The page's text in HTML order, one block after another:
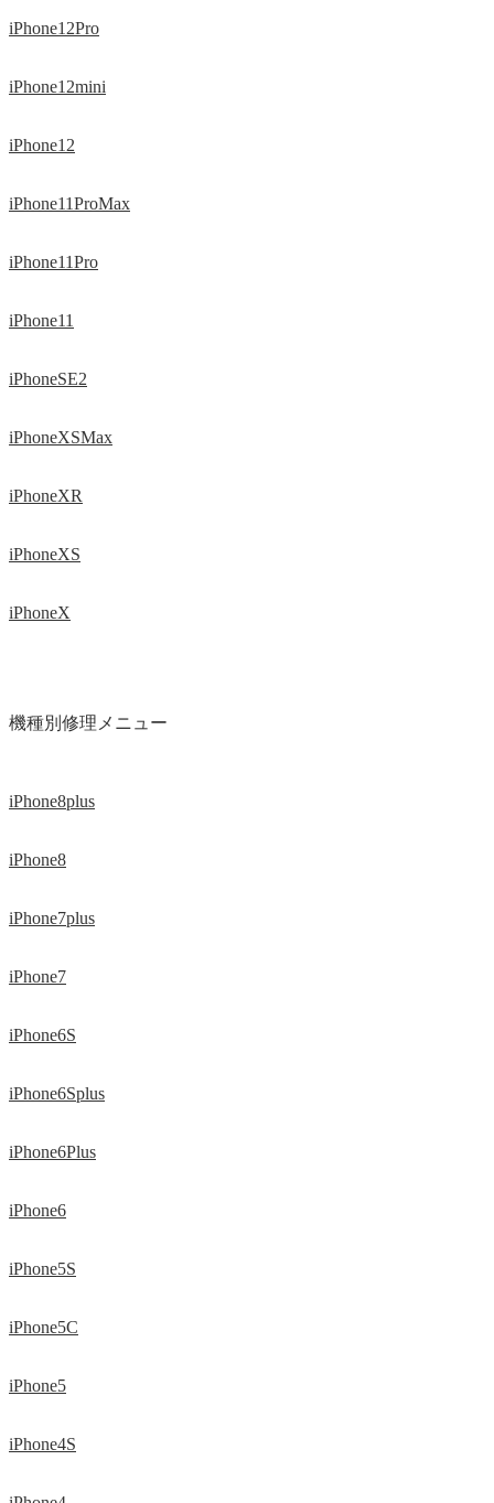
iPhone12Pro
iPhone12mini
iPhone12
iPhone11ProMax
iPhone11Pro
iPhone11
iPhoneSE2
iPhoneXSMax
iPhoneXR
iPhoneXS
iPhoneX
機種別修理メニュー
iPhone8plus
iPhone8
iPhone7plus
iPhone7
iPhone6S
iPhone6Splus
iPhone6Plus
iPhone6
iPhone5S
iPhone5C
iPhone5
iPhone4S